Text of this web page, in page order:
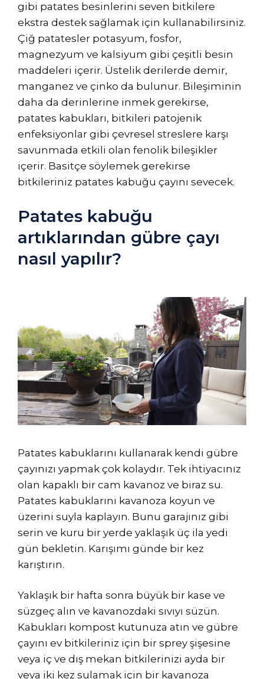
gibi patates besinlerini seven bitkilere
ekstra destek sağlamak için kullanabilirsiniz.
Çiğ patatesler potasyum, fosfor,
magnezyum ve kalsiyum gibi çeşitli besin
maddeleri içerir. Üstelik derilerde demir,
manganez ve çinko da bulunur. Bileşiminin
daha da derinlerine inmek gerekirse,
patates kabukları, bitkileri patojenik
enfeksiyonlar gibi çevresel streslere karşı
savunmada etkili olan fenolik bileşikler
içerir. Basitçe söylemek gerekirse
bitkileriniz patates kabuğu çayını sevecek.
Patates kabuğu
artıklarından gübre çayı
nasıl yapılır?
Patates kabuklarını kullanarak kendi gübre
çayınızı yapmak çok kolaydır. Tek ihtiyacınız
olan kapaklı bir cam kavanoz ve biraz su.
Patates kabuklarını kavanoza koyun ve
üzerini suyla kaplayın. Bunu garajınız gibi
serin ve kuru bir yerde yaklaşık üç ila yedi
gün bekletin. Karışımı günde bir kez
karıştırın.
Yaklaşık bir hafta sonra büyük bir kase ve
süzgeç alın ve kavanozdaki sıvıyı süzün.
Kabukları kompost kutunuza atın ve gübre
çayını ev bitkileriniz için bir sprey şişesine
veya iç ve dış mekan bitkilerinizi ayda bir
veya iki kez sulamak için bir kavanoza